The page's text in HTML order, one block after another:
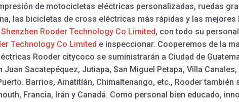
de motocicletas eléctricas personalizadas, ruedas
las bicicletas de cross eléctricas más rápidas y las
Shenzhen Rooder Technology Co Limited, con todo su
Technology Co Limited e inspeccionar. Cooperemos de la
Rooder citycoco se suministrarán a Ciudad de
Sacatepéquez, Jutiapa, San Miguel Petapa, Villa
Barrios, Amatitlán, Chimaltenango, etc., Rooder
Francia, Irán y Canadá. Como personal bien educado,